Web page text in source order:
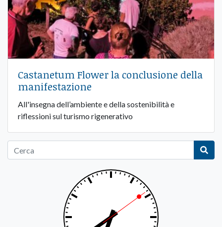
Castanetum Flower la conclusione della
manifestazione
All'insegna dell’ambiente e della sostenibilità e
riflessioni sul turismo rigenerativo